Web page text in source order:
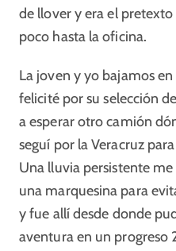
de llover y era el
poco hasta la oficina.
La joven y yo bajamos
felicité por su selección
a esperar otro camión
seguí por la Veracruz
Una lluvia persistente
una marquesina para
y fue allí desde donde
aventura en un progreso